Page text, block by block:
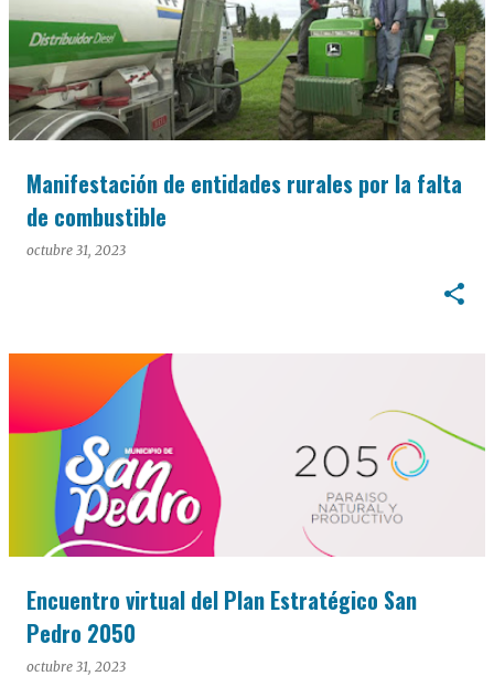
Manifestación de entidades rurales por la falta
de combustible
octubre 31, 2023
Encuentro virtual del Plan Estratégico San
Pedro 2050
octubre 31, 2023